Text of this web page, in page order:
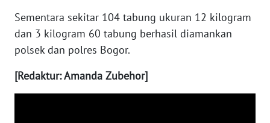
Sementara sekitar 104 tabung ukuran 12 kilogram
dan 3 kilogram 60 tabung berhasil diamankan
polsek dan polres Bogor.
[Redaktur: Amanda Zubehor]
WN
LAMPUNG
WN
JATENG